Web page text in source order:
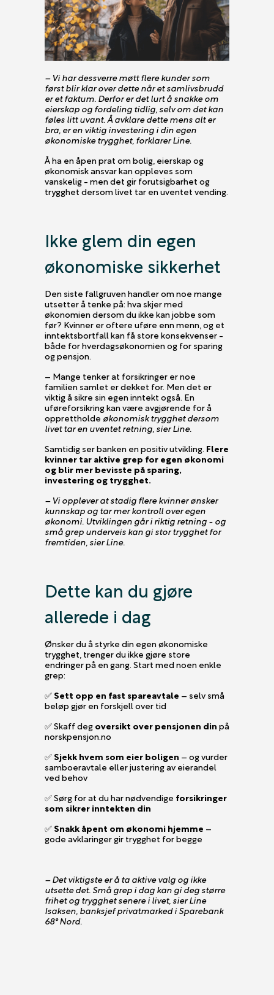
– Vi har dessverre møtt flere kunder som
først blir klar over dette når et samlivsbrudd
er et faktum. Derfor er det lurt å snakke om
eierskap og fordeling tidlig, selv om det kan
føles litt uvant. Å avklare dette mens alt er
bra, er en viktig investering i din egen
økonomiske trygghet, forklarer Line.
Å ha en åpen prat om bolig, eierskap og
økonomisk ansvar kan oppleves som
vanskelig - men det gir forutsigbarhet og
trygghet dersom livet tar en uventet vending.
Ikke glem din egen
økonomiske sikkerhet
Den siste fallgruven handler om noe mange
utsetter å tenke på: hva skjer med
økonomien dersom du ikke kan jobbe som
før? Kvinner er oftere uføre enn menn, og et
inntektsbortfall kan få store konsekvenser -
både for hverdagsøkonomien og for sparing
og pensjon.
– Mange tenker at forsikringer er noe
familien samlet er dekket for. Men det er
viktig å sikre sin egen inntekt også. En
uføreforsikring kan være avgjørende for å
opprettholdeøkonomisk trygghet dersom
livet tar en uventet retning, sier Line.
Samtidig ser banken en positiv utvikling. Flere
kvinner tar aktive grep for egen økonomi
og blir mer bevisste på sparing,
investering og trygghet.
– Vi opplever at stadig flere kvinner ønsker
kunnskap og tar mer kontroll over egen
økonomi. Utviklingen går i riktig retning - og
små grep underveis kan gi stor trygghet for
fremtiden, sier Line.
Dette kan du gjøre
allerede i dag
Ønsker du å styrke din egen økonomiske
trygghet, trenger du ikke gjøre store
endringer på en gang. Start med noen enkle
grep:
✅Sett opp en fast spareavtale – selv små
beløp gjør en forskjell over tid
✅ Skaff degoversikt over pensjonen dinpå
norskpensjon.no
✅Sjekk hvem som eier boligen – og vurder
samboeravtale eller justering av eierandel
ved behov
✅ Sørg for at du har nødvendige forsikringer
som sikrer inntekten din
✅Snakk åpent om økonomi hjemme –
gode avklaringer gir trygghet for begge
– Det viktigste er å ta aktive valg og ikke
utsette det. Små grep i dag kan gi deg større
frihet og trygghet senere i livet, sier Line
Isaksen, banksjef privatmarked i Sparebank
68° Nord.